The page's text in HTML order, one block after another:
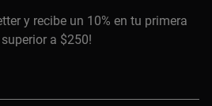
y recibe un 10% en tu primera
a $250!